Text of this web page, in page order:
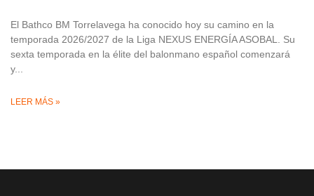
El Bathco BM Torrelavega ha conocido hoy su camino en la
temporada 2026/2027 de la Liga NEXUS ENERGÍA ASOBAL. Su
sexta temporada en la élite del balonmano español comenzará
y
LEER MÁS »